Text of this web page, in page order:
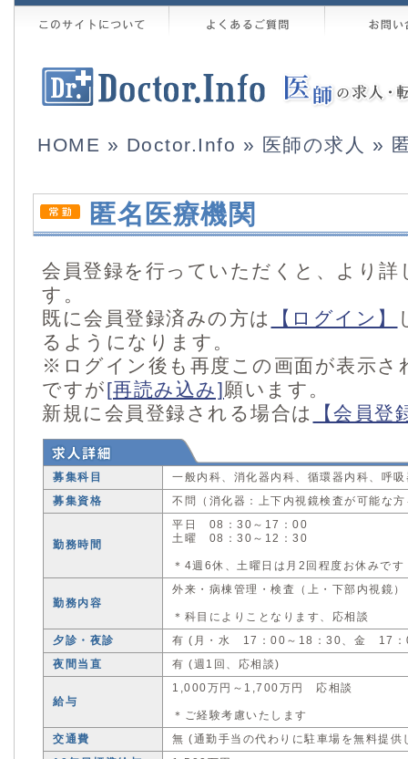
HOME » Doctor.Info » 医師の求人 »
匿名医療機関
会員登録を行っていただくと、より
す。
既に会員登録済みの方は
【ログイン】
るようになります。
※ログイン後も再度この画面が表示さ
ですが[再読み込み]願います。
新規に会員登録される場合は
【会員登
募集科目
一般内科、消化器内科、循環器内科、呼
募集資格
不問（消化器：上下内視鏡検査が可能な
勤務時間
平日 08：30～17：00
土曜 08：30～12：30
＊4週6休、土曜日は月2回程度お休みです
勤務内容
外来・病棟管理・検査（上・下部内視鏡
＊科目によりことなります、応相談
夕診・夜診
有 (月・水 17：00～18：30、金 17：
夜間当直
有 (週1回、応相談)
給与
1,000万円～1,700万円 応相談
＊ご経験考慮いたします
交通費
無 (通勤手当の代わりに駐車場を無料提供